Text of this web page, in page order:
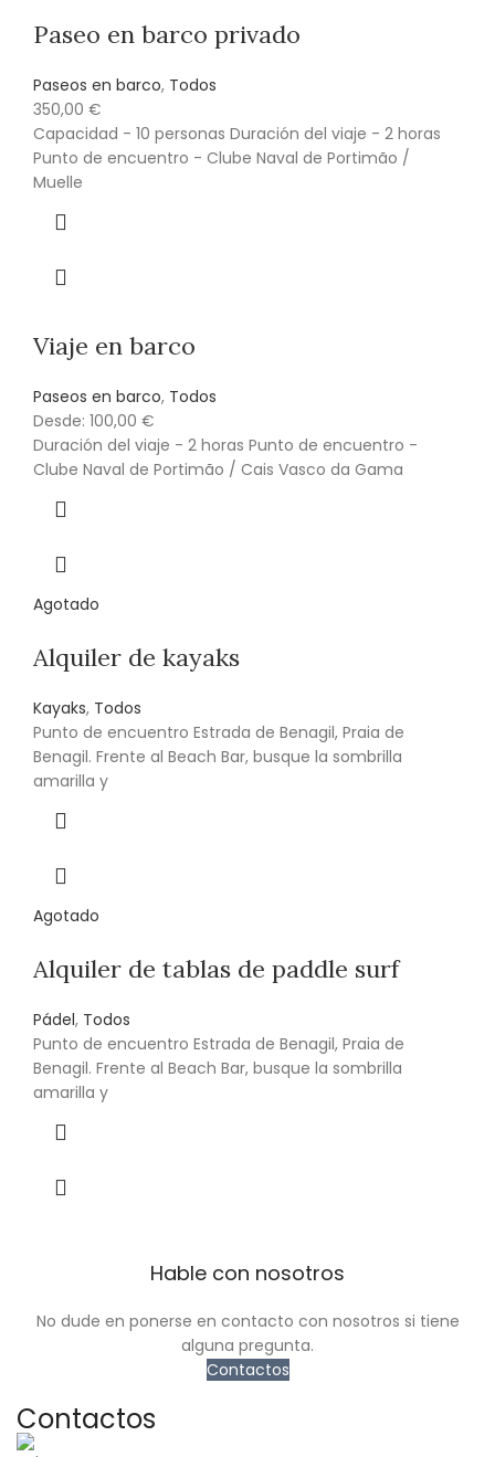
Paseo en barco privado
Paseos en barco, Todos
350,00 €
Capacidad - 10 personas Duración del viaje - 2 horas
Punto de encuentro - Clube Naval de Portimão /
Muelle
Viaje en barco
Paseos en barco, Todos
Desde: 100,00 €
Duración del viaje - 2 horas Punto de encuentro -
Clube Naval de Portimão / Cais Vasco da Gama
Agotado
Alquiler de kayaks
Kayaks, Todos
Punto de encuentro Estrada de Benagil, Praia de
Benagil. Frente al Beach Bar, busque la sombrilla
amarilla y
Agotado
Alquiler de tablas de paddle surf
Pádel, Todos
Punto de encuentro Estrada de Benagil, Praia de
Benagil. Frente al Beach Bar, busque la sombrilla
amarilla y
Hable con nosotros
No dude en ponerse en contacto con nosotros si tiene
alguna pregunta.
Contactos
Contactos